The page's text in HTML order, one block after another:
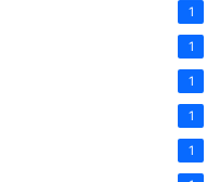
1
1
1
1
1